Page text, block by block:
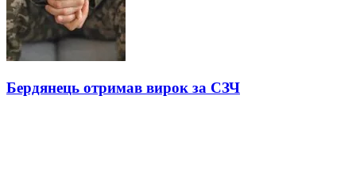
Бердянець отримав вирок за СЗЧ